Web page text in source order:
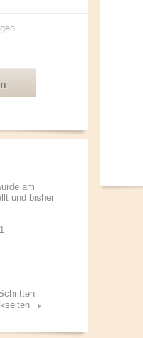
am
und bisher